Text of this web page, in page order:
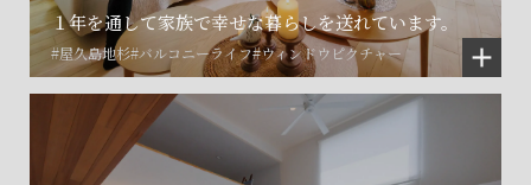
１年を通して家族で幸せな暮らしを送れています。
#屋久島地杉#バルコニーライフ#ウィンドウピクチャー
©SET inc.